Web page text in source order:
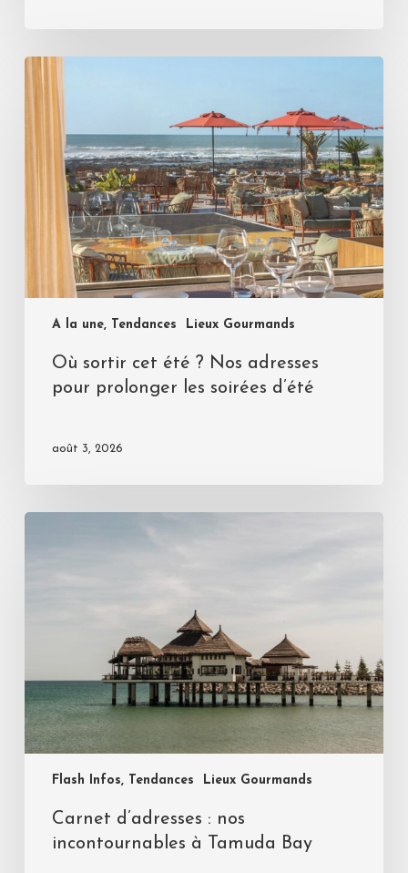
A la une, Tendances Lieux Gourmands
Où sortir cet été ? Nos adresses
pour prolonger les soirées d’été
août 3, 2026
Flash Infos, Tendances Lieux Gourmands
Carnet d’adresses : nos
incontournables à Tamuda Bay